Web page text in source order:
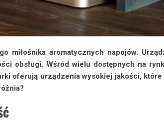
aromatycznych napojów.
obsługi. Wśród wielu dostępnych na
oferują urządzenia wysokiej jakości,